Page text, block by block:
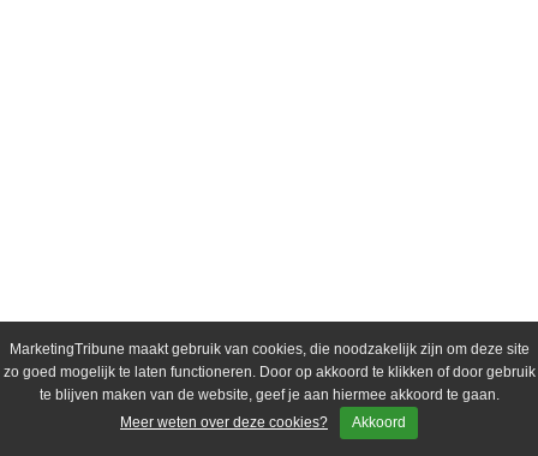
MarketingTribune maakt gebruik van cookies, die noodzakelijk zijn om deze site
zo goed mogelijk te laten functioneren. Door op akkoord te klikken of door gebruik
te blijven maken van de website, geef je aan hiermee akkoord te gaan.
Meer weten over deze cookies?
Akkoord